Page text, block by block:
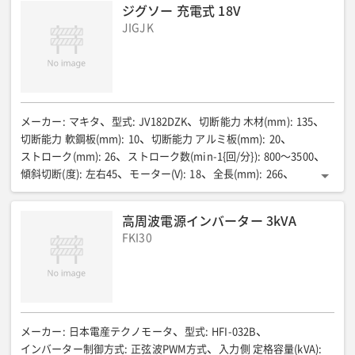
○パイプ 45°:Φ40 □パイプ 45°:35 □矩形 45°:35×45
ノコ刃周速(m/min)
44/53
最大切断深さ45度時(mm)
全幅(mm): 260 全高(mm): 355 質量(kg): 22
ジグソー 充電式 18V
JIGJK
メーカー : マキタ 型式: JV182DZK 切断能力 木材(mm): 135
切断能力 軟鋼板(mm): 10 切断能力 アルミ板(mm): 20
ストローク(mm): 26 ストローク数(min-1{回/分}): 800〜3500
傾斜切断(度): 左右45 モーター(V): 18 全長(mm): 266
全幅(mm): 77 全高(mm): 208 振動3軸合成値(m/s2):
1充電あたりの作業量目安/合板(厚12×長300mm)(枚):
DRG/約290、DRF/約145、
DRG/約90、DRF/約45、
高周波電源インバーター 3kVA
FKI30
メーカー : 日本電産テクノモータ 型式: HFI-032B
インバーター制御方式: 正弦波PWM方式 入力側 定格容量(kVA):